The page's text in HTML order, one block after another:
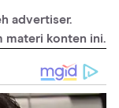
advertiser.
materi konten ini.